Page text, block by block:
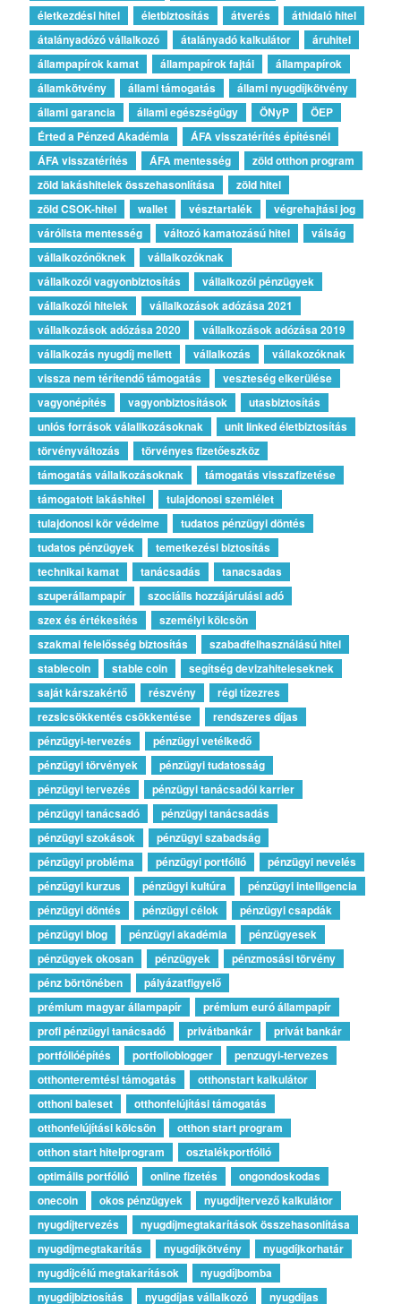
életkezdési hitel
életbiztosítás átverés
áthidaló hitel
átalányadózó vállalkozó
átalányadó kalkulátor
áruhitel
állampapírok kamat
állampapírok fajtái
állampapírok
államkötvény
állami támogatás
állami nyugdíjkötvény
állami garancia
állami egészségügy ÖNyP
ÖEP
Érted a Pénzed Akadémia
ÁFA visszatérítés építésnél
ÁFA visszatérítés
ÁFA mentesség
zöld otthon program
zöld lakáshitelek összehasonlítása
zöld hitel
zöld CSOK-hitel
wallet vésztartalék
végrehajtási jog
várólista mentesség
változó kamatozású hitel
válság
vállalkozónőknek
vállalkozóknak
vállalkozói vagyonbiztosítás
vállalkozói pénzügyek
vállalkozói hitelek
vállalkozások adózása 2021
vállalkozások adózása 2020
vállalkozások adózása 2019
vállalkozás nyugdíj mellett
vállalkozás
vállakozóknak
vissza nem térítendő támogatás
veszteség elkerülése
vagyonépítés
vagyonbiztosítások
utasbiztosítás
uniós források válallkozásoknak
unit linked életbiztosítás
törvényváltozás
törvényes fizetőeszköz
támogatás vállalkozásoknak
támogatás visszafizetése
támogatott lakáshitel
tulajdonosi szemlélet
tulajdonosi kör védelme
tudatos pénzügyi döntés
tudatos pénzügyek
temetkezési biztosítás
technikai kamat
tanácsadás
tanacsadas
szuperállampapír
szociális hozzájárulási adó
szex és értékesítés
személyi kölcsön
szakmai felelősség biztosítás
szabadfelhasználású hitel
stablecoin
stable coin
segítség devizahiteleseknek
saját kárszakértő
részvény
régi tízezres
rezsicsökkentés csökkentése
rendszeres díjas
pénzügyi-tervezés
pénzügyi vetélkedő
pénzügyi törvények
pénzügyi tudatosság
pénzügyi tervezés
pénzügyi tanácsadói karrier
pénzügyi tanácsadó
pénzügyi tanácsadás
pénzügyi szokások
pénzügyi szabadság
pénzügyi probléma
pénzügyi portfólió
pénzügyi nevelés
pénzügyi kurzus
pénzügyi kultúra
pénzügyi intelligencia
pénzügyi döntés
pénzügyi célok
pénzügyi csapdák
pénzügyi blog
pénzügyi akadémia
pénzügyesek
pénzügyek okosan
pénzügyek
pénzmosási törvény
pénz börtönében
pályázatfigyelő
prémium magyar állampapír
prémium euró állampapír
profi pénzügyi tanácsadó
privátbankár
privát bankár
portfólióépítés
portfolioblogger
penzugyi-tervezes
otthonteremtési támogatás
otthonstart kalkulátor
otthoni baleset
otthonfelújítási támogatás
otthonfelújítási kölcsön
otthon start program
otthon start hitelprogram
osztalékportfólió
optimális portfólió
online fizetés
ongondoskodas
onecoin
okos pénzügyek
nyugdíjtervező kalkulátor
nyugdíjtervezés
nyugdíjmegtakarítások összehasonlítása
nyugdíjmegtakarítás
nyugdíjkötvény
nyugdíjkorhatár
nyugdíjcélú megtakarítások
nyugdíjbomba
nyugdíjbiztosítás
nyugdíjas vállalkozó nyugdíjas